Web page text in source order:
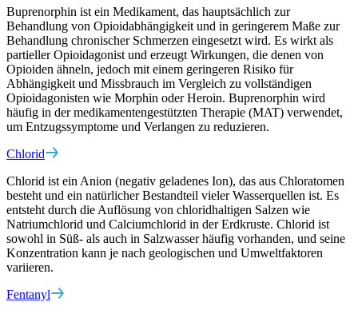
Buprenorphin ist ein Medikament, das hauptsächlich zur
Behandlung von Opioidabhängigkeit und in geringerem Maße zur
Behandlung chronischer Schmerzen eingesetzt wird. Es wirkt als
partieller Opioidagonist und erzeugt Wirkungen, die denen von
Opioiden ähneln, jedoch mit einem geringeren Risiko für
Abhängigkeit und Missbrauch im Vergleich zu vollständigen
Opioidagonisten wie Morphin oder Heroin. Buprenorphin wird
häufig in der medikamentengestützten Therapie (MAT) verwendet,
um Entzugssymptome und Verlangen zu reduzieren.
Chlorid
Chlorid ist ein Anion (negativ geladenes Ion), das aus Chloratomen
besteht und ein natürlicher Bestandteil vieler Wasserquellen ist. Es
entsteht durch die Auflösung von chloridhaltigen Salzen wie
Natriumchlorid und Calciumchlorid in der Erdkruste. Chlorid ist
sowohl in Süß- als auch in Salzwasser häufig vorhanden, und seine
Konzentration kann je nach geologischen und Umweltfaktoren
variieren.
Fentanyl